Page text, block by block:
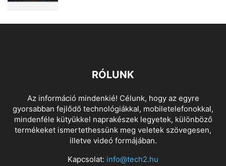
RÓLUNK
Az információ mindenkié! Célunk, hogy az egyre
gyorsabban fejlődő technológiákkal, mobiletelefonokkal,
mindenféle kütyükkel naprakészek legyetek, különböző
termékeket ismertethessünk meg veletek szövegesen,
illetve videó formájában.
Kapcsolat: info@tech2.hu